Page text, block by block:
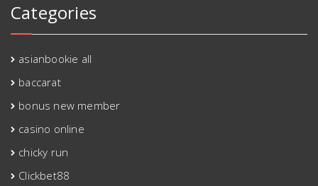
Categories
asianbookie all
baccarat
bonus new member
casino online
chicky run
Clickbet88